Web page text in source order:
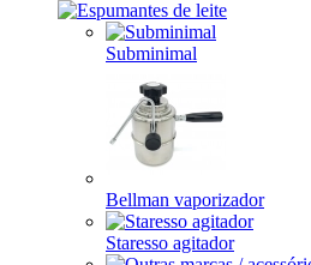
Subminimal
Bellman vaporizador
Staresso agitador